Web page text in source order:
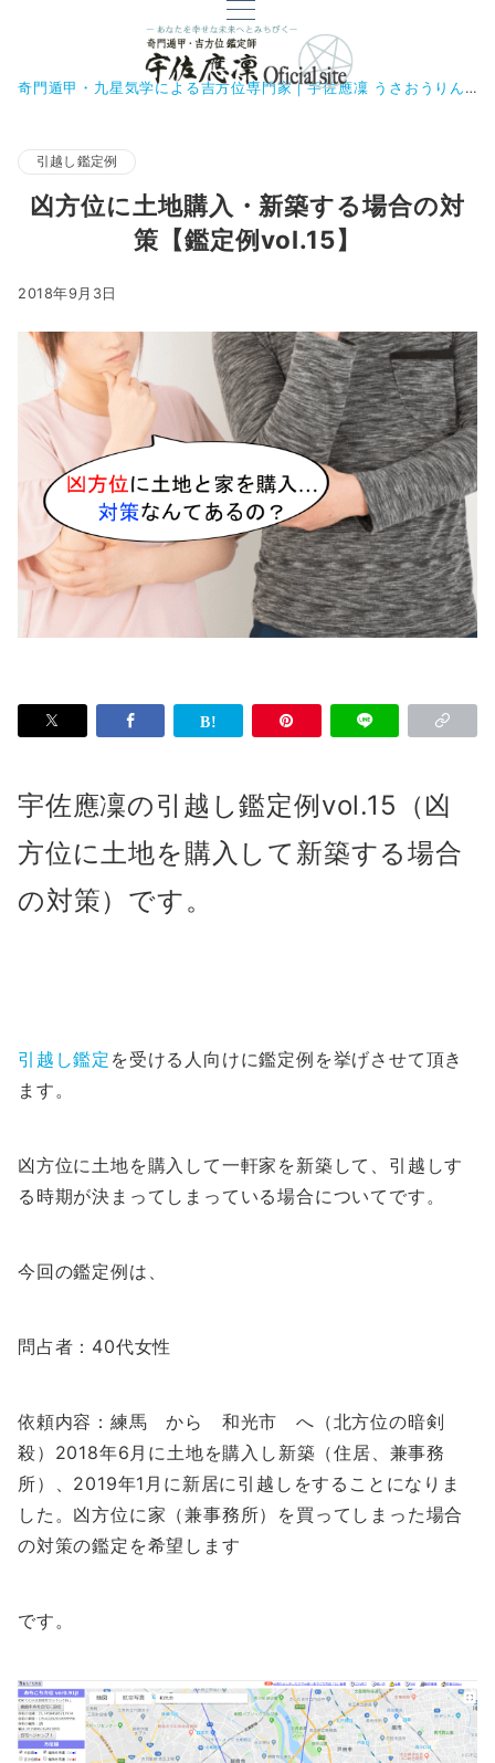
奇門遁甲・九星気学による吉方位専門家｜宇佐應凜 うさおうりん
引越し鑑定例
凶方位に土地購入・新築する場合の対
策【鑑定例vol.15】
2018年9月3日
宇佐應凜の引越し鑑定例vol.15（凶
方位に土地を購入して新築する場合
の対策）です。
引越し鑑定 を受ける人向けに鑑定例を挙げさせて頂き
ます。
凶方位に土地を購入して一軒家を新築して、引越しす
る時期が決まってしまっている場合についてです。
今回の鑑定例は、
問占者：40代女性
依頼内容：練馬 から 和光市 へ（北方位の暗剣
殺）2018年6月に土地を購入し新築（住居、兼事務
所）、2019年1月に新居に引越しをすることになりま
した。凶方位に家（兼事務所）を買ってしまった場合
の対策の鑑定を希望します
です。